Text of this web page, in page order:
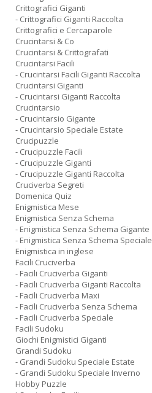
Crittografici Giganti
- Crittografici Giganti Raccolta
Crittografici e Cercaparole
Crucintarsi & Co
Crucintarsi & Crittografati
Crucintarsi Facili
- Crucintarsi Facili Giganti Raccolta
Crucintarsi Giganti
- Crucintarsi Giganti Raccolta
Crucintarsio
- Crucintarsio Gigante
- Crucintarsio Speciale Estate
Crucipuzzle
- Crucipuzzle Facili
- Crucipuzzle Giganti
- Crucipuzzle Giganti Raccolta
Cruciverba Segreti
Domenica Quiz
Enigmistica Mese
Enigmistica Senza Schema
- Enigmistica Senza Schema Gigante
- Enigmistica Senza Schema Speciale
Enigmistica in inglese
Facili Cruciverba
- Facili Cruciverba Giganti
- Facili Cruciverba Giganti Raccolta
- Facili Cruciverba Maxi
- Facili Cruciverba Senza Schema
- Facili Cruciverba Speciale
Facili Sudoku
Giochi Enigmistici Giganti
Grandi Sudoku
- Grandi Sudoku Speciale Estate
- Grandi Sudoku Speciale Inverno
Hobby Puzzle